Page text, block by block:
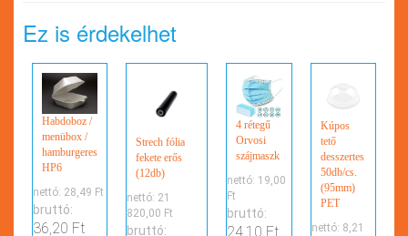
Ez is érdekelhet
Habdoboz /
menübox /
hamburgeres
HP6
nettó: 28,49 Ft
bruttó:
36,20 Ft
Strech fólia
fekete erős
(12db)
nettó: 21
820,00 Ft
bruttó:
4 rétegű
Orvosi
szájmaszk
nettó: 19,00
Ft
bruttó:
24,10 Ft
Kúpos
tető
desszertes
50db/cs.
(95mm)
PET
nettó: 8,21